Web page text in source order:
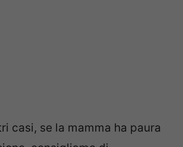
casi, se la mamma ha paura